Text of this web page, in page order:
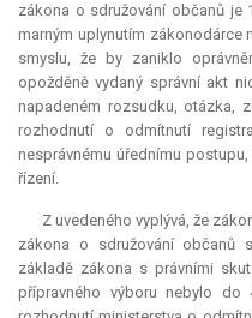
zákona o sdružování občanů je
marným uplynutím zákonodárce
smyslu, že by zaniklo
opožděně vydaný správní akt
napadeném rozsudku, otázka,
rozhodnutí o odmítnutí
nesprávnému úřednímu
řízení.
Z uvedeného vyplývá, že
zákona o sdružování občanů
základě zákona s právními
přípravného výboru nebylo